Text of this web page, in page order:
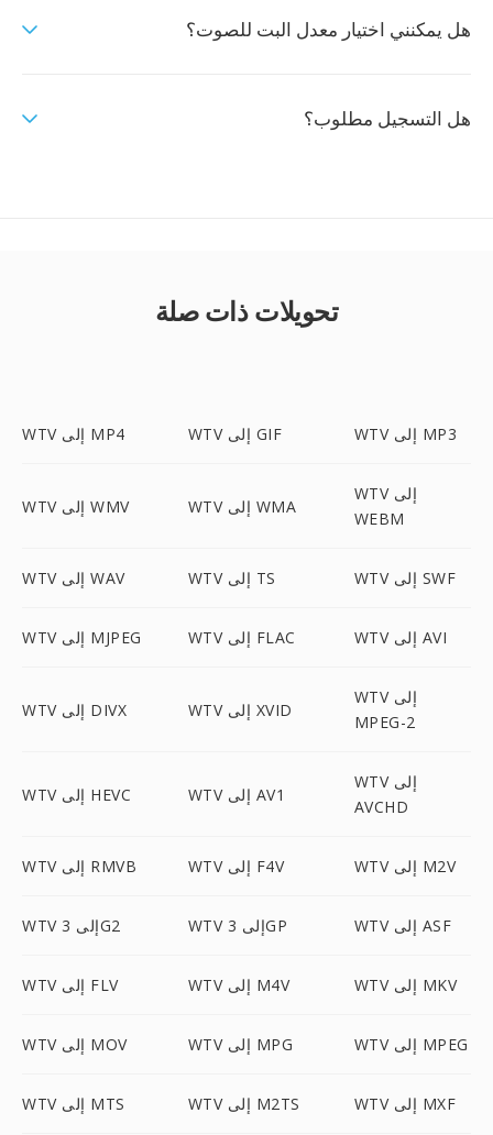
هل يمكنني اختيار معدل البت للصوت؟
هل التسجيل مطلوب؟
تحويلات ذات صلة
WTV إلى MP4 WTV إلى GIF WTV إلى MP3
WTV إلى WMV WTV إلى WMA
WTV إلى
WEBM
WTV إلى WAV WTV إلى TS WTV إلى SWF
WTV إلى MJPEG WTV إلى FLAC WTV إلى AVI
WTV إلى DIVX WTV إلى XVID
WTV إلى
MPEG-2
WTV إلى HEVC WTV إلى AV1
WTV إلى
AVCHD
WTV إلى RMVB WTV إلى F4V WTV إلى M2V
WTV إلى 3G2 WTV إلى 3GP WTV إلى ASF
WTV إلى FLV WTV إلى M4V WTV إلى MKV
WTV إلى MOV WTV إلى MPG WTV إلى MPEG
WTV إلى MTS WTV إلى M2TS WTV إلى MXF